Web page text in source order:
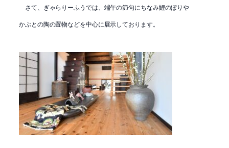
さて、ぎゃらりーふうでは、端午の節句にちなみ鯉のぼりや
かぶとの陶の置物などを中心に展示しております。